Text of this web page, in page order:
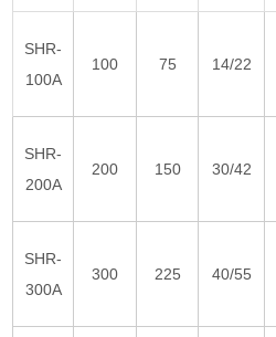
SHR-
100A
100 75 14/22
SHR-
200A
200 150 30/42
SHR-
300A
300 225 40/55